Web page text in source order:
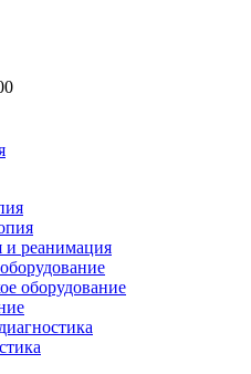
и реанимация
оборудование